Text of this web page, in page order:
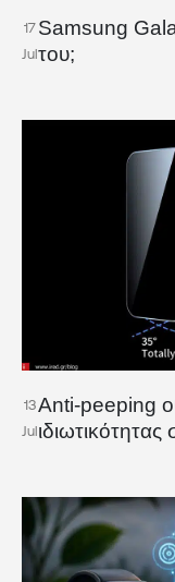
17
Jul
Samsung
του;
13
Jul
Anti-peeping
ιδιωτικότητας